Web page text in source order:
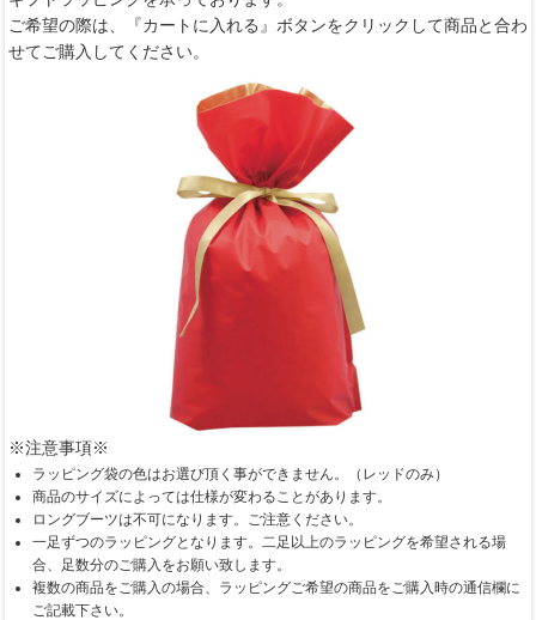
ご希望の際は、『カートに入れる』ボタンをクリックして商品と合わ
せてご購入してください。
※注意事項※
ラッピング袋の色はお選び頂く事ができません。（レッドのみ）
商品のサイズによっては仕様が変わることがあります。
ロングブーツは不可になります。ご注意ください。
一足ずつのラッピングとなります。二足以上のラッピングを希望される場
合、足数分のご購入をお願い致します。
複数の商品をご購入の場合、ラッピングご希望の商品をご購入時の通信欄に
ご記載下さい。